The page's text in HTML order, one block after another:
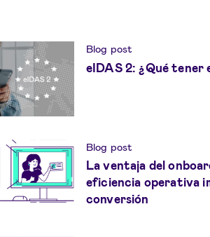
Blog post
eIDAS 2: ¿Qué tener
Blog post
La ventaja del
eficiencia operativa
conversión